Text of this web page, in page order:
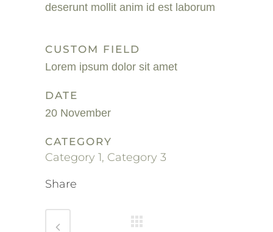
deserunt mollit anim id est laborum
CUSTOM FIELD
Lorem ipsum dolor sit amet
DATE
20 November
CATEGORY
Category 1, Category 3
Share